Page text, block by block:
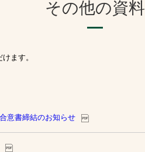
その他の資料
ます。
意書締結のお知らせ